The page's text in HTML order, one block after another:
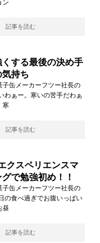
ン
記事を読む
する最後の決め手
気持ち
子缶メーカーフツー社長の
わぁー。寒いの苦手だわぁ
寒
記事を読む
クスペリエンスマ
で勉強初め！！
子缶メーカーフツー社長の
の食べ過ぎでお腹いっぱい
昼
記事を読む